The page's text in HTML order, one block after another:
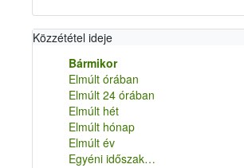
Közzététel ideje
Bármikor
Elmúlt órában
Elmúlt 24 órában
Elmúlt hét
Elmúlt hónap
Elmúlt év
Egyéni időszak…